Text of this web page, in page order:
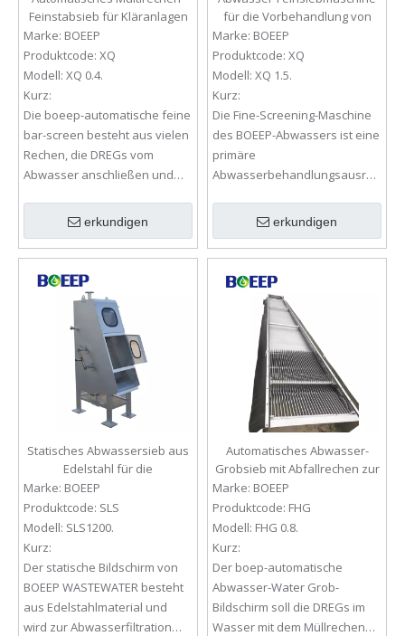
Feinstabsieb für Kläranlagen
Marke: BOEEP
Produktcode: XQ
Modell: XQ 0.4.
Kurz:
Die boeep-automatische feine
bar-screen besteht aus vielen
Rechen, die DREGs vom
Abwasser anschließen und
Abwasseraufbereitungsanlag
en anerkannt ist.
erkundigen
für die Vorbehandlung von
Lebensmittelabwässern
Marke: BOEEP
Produktcode: XQ
Modell: XQ 1.5.
Kurz:
Die Fine-Screening-Maschine
des BOEEP-Abwassers ist eine
primäre
Abwasserbehandlungsausrüs
Lebensmittelabwassers
verwendet wird.
erkundigen
Statisches Abwassersieb aus
Edelstahl für die
Abwasserfiltration
Marke: BOEEP
Produktcode: SLS
Modell: SLS1200.
Kurz:
Der statische Bildschirm von
BOEEP WASTEWATER besteht
aus Edelstahlmaterial und
wird zur Abwasserfiltration
Automatisches Abwasser-
Grobsieb mit Abfallrechen zur
Bodensatzentfernung
Marke: BOEEP
Produktcode: FHG
Modell: FHG 0.8.
Kurz:
Der boep-automatische
Abwasser-Water Grob-
Bildschirm soll die DREGs im
Wasser mit dem Müllrechen